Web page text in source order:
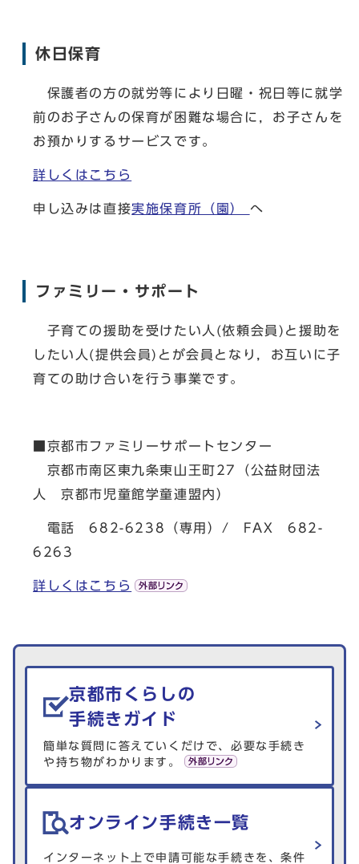
休日保育
保護者の方の就労等により日曜・祝日等に就学
前のお子さんの保育が困難な場合に，お子さんを
お預かりするサービスです。
詳しくはこちら
申し込みは直接実施保育所（園） へ
ファミリー・サポート
子育ての援助を受けたい人(依頼会員)と援助を
したい人(提供会員)とが会員となり，お互いに子
育ての助け合いを行う事業です。
■京都市ファミリーサポートセンター
京都市南区東九条東山王町27（公益財団法
人 京都市児童館学童連盟内）
電話 682-6238（専用）/ FAX 682-
6263
詳しくはこちら
生活情報を探す
京都市くらしの
手続きガイド
簡単な質問に答えていくだけで、必要な手続き
や持ち物がわかります。
オンライン手続き一覧
インターネット上で申請可能な手続きを、条件